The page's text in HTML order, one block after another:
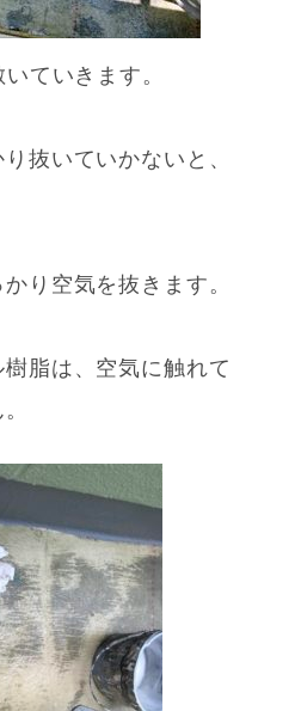
ていきます。
抜いていかないと、
り空気を抜きます。
脂は、空気に触れて